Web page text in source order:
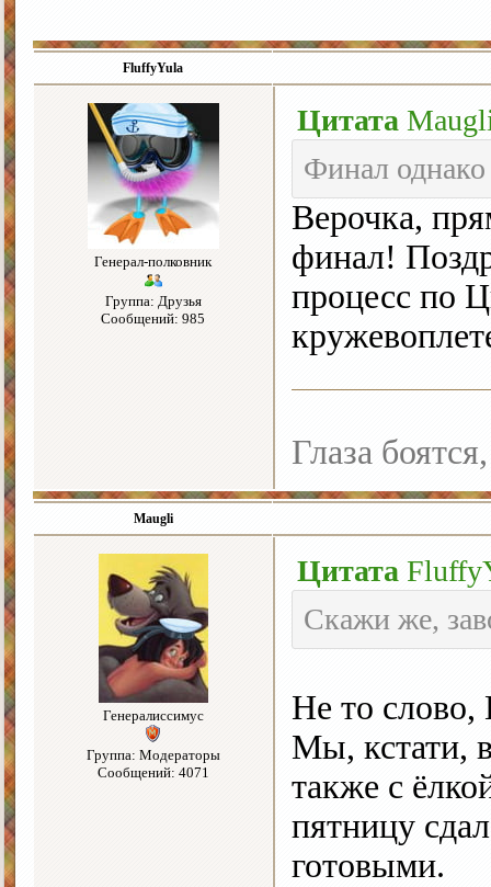
FluffyYula
Генерал-полковник
Группа: Друзья
Сообщений: 985
Цитата
Финал однако
Верочка,
финал!
процесс по
Глаза
Maugli
Генералиссимус
Группа: Модераторы
Сообщений: 4071
Цитата
Скажи же,
Не то
Мы, кстати,
также с
пятницу
готовыми.